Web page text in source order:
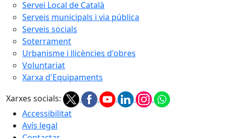
Servei Local de Català
Serveis municipals i via pública
Serveis socials
Soterrament
Urbanisme i llicències d'obres
Voluntariat
Xarxa d'Equipaments
Xarxes socials:
Accessibilitat
Avís legal